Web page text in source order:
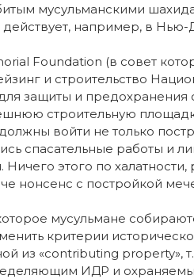
мусульманскими
например, в Нью-
Foundation (в совет
и строительство
защиты и
строительную
войти не только
спасательные работы и
этого по
нонсенс с постройкой
мусульмане
критерии
из «contributing
ИДР и